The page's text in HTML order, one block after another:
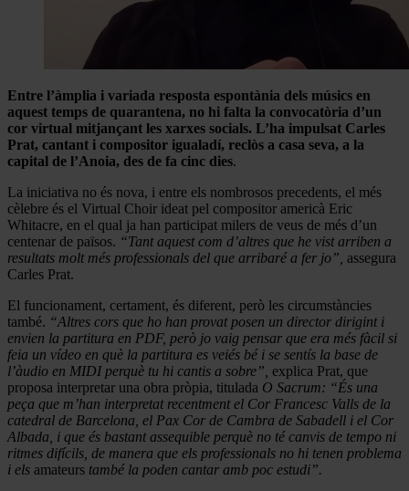
Entre l’àmplia i variada resposta espontània dels músics en
aquest temps de quarantena, no hi falta la convocatòria d’un
cor virtual mitjançant les xarxes socials. L’ha impulsat Carles
Prat, cantant i compositor igualadí, reclòs a casa seva, a la
capital de l’Anoia, des de fa cinc dies.
La iniciativa no és nova, i entre els nombrosos precedents, el més
cèlebre és el Virtual Choir ideat pel compositor americà Eric
Whitacre, en el qual ja han participat milers de veus de més d’un
centenar de països. “Tant aquest com d’altres que he vist arriben a
resultats molt més professionals del que arribaré a fer jo”, assegura
Carles Prat.
El funcionament, certament, és diferent, però les circumstàncies
també. “Altres cors que ho han provat posen un director dirigint i
envien la partitura en PDF, però jo vaig pensar que era més fàcil si
feia un vídeo en què la partitura es veiés bé i se sentís la base de
l’àudio en MIDI perquè tu hi cantis a sobre”, explica Prat, que
proposa interpretar una obra pròpia, titulada O Sacrum: “És una
peça que m’han interpretat recentment el Cor Francesc Valls de la
catedral de Barcelona, el Pax Cor de Cambra de Sabadell i el Cor
Albada, i que és bastant assequible perquè no té canvis de tempo ni
ritmes difícils, de manera que els professionals no hi tenen problema
i els amateurs també la poden cantar amb poc estudi”.